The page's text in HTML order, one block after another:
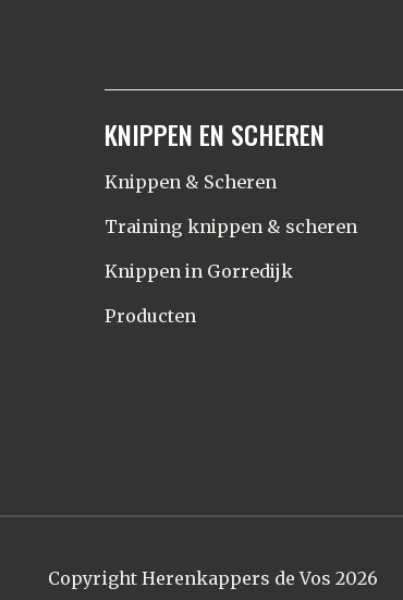
KNIPPEN EN SCHEREN
Knippen & Scheren
Training knippen & scheren
Knippen in Gorredijk
Producten
Copyright Herenkappers de Vos 2026